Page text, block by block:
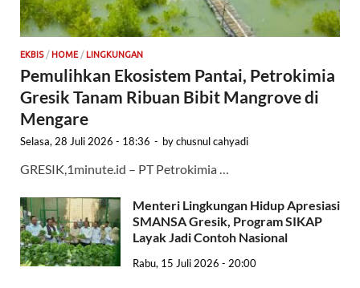
EKBIS/ HOME / LINGKUNGAN
Pemulihkan Ekosistem Pantai, Petrokimia
Gresik Tanam Ribuan Bibit Mangrove di
Mengare
Selasa, 28 Juli 2026 - 18:36 - bychusnul cahyadi
GRESIK,1minute.id – PT Petrokimia …
Menteri Lingkungan Hidup Apresiasi
SMANSA Gresik, Program SIKAP
Layak Jadi Contoh Nasional
Rabu, 15 Juli 2026 - 20:00